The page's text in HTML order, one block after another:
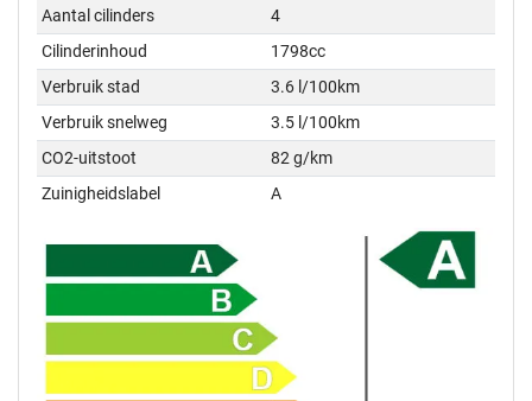
Aantal cilinders
4
Cilinderinhoud
1798cc
Verbruik stad
3.6 l/100km
Verbruik snelweg
3.5 l/100km
CO2-uitstoot
82 g/km
Zuinigheidslabel
A